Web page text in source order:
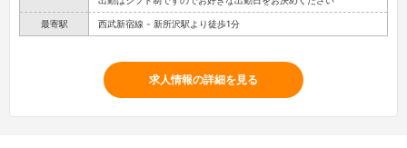
最寄駅 西武新宿線 - 新所沢駅より徒歩1分
求人情報の詳細を見る